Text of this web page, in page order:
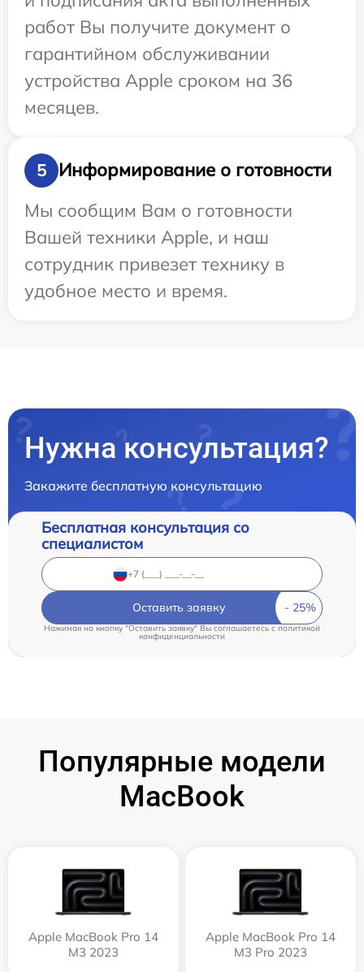
работ Вы получите документ о
гарантийном обслуживании
устройства Apple сроком на 36
месяцев.
5
Информирование о готовности
Мы сообщим Вам о готовности
Вашей техники Apple, и наш
сотрудник привезет технику в
удобное место и время.
Нужна консультация?
Закажите бесплатную консультацию
Бесплатная консультация со
специалистом
Оставить заявку
Нажимая на кнопку "Оставить заявку" Вы соглашаетесь cполитикой
конфиденциальности
Популярные модели
MacBook
Apple MacBook Pro 14
M3 2023
Apple MacBook Pro 14
M3 Pro 2023